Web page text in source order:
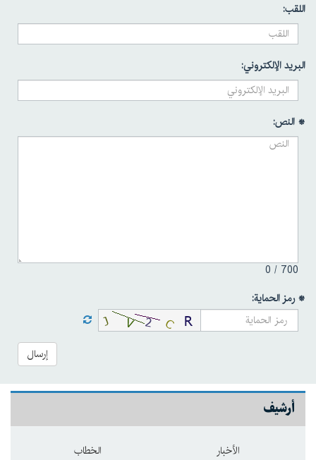
اللقب:
البريد الإلكتروني:
* النص:
700 /
0
* رمز الحماية:
إرسال
أرشيف
الأخبار الخطاب